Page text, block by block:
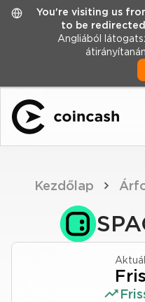
You're visiting us
to be
Angliából
Kezdőlap